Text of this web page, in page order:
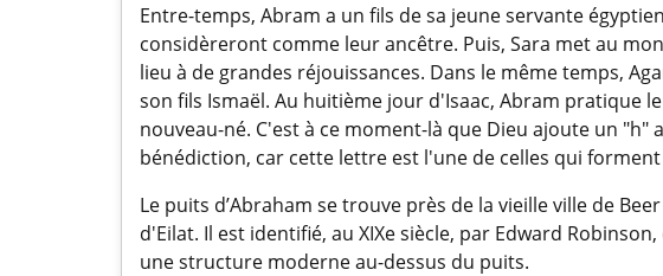
Entre-temps, Abram a un fils de sa jeune servante
considèreront comme leur ancêtre. Puis, Sara met au
lieu à de grandes réjouissances. Dans le même temps,
son fils Ismaël. Au huitième jour d'Isaac, Abram pratique
nouveau-né. C'est à ce moment-là que Dieu ajoute un "h"
bénédiction, car cette lettre est l'une de celles qui
Le puits d’Abraham se trouve près de la vieille ville de
d'Eilat. Il est identifié, au XIXe siècle, par Edward
une structure moderne au-dessus du puits.